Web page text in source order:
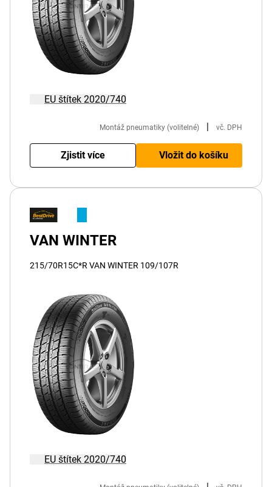
EU štítek 2020/740
Montáž pneumatiky (volitelné) | vč. DPH
Zjistit více Vložit do košíku
VAN WINTER
215/70R15C*R VAN WINTER 109/107R
EU štítek 2020/740